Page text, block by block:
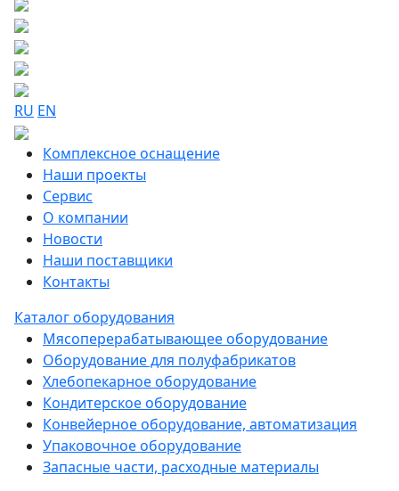
RU EN
Комплексное оснащение
Наши проекты
Сервис
О компании
Новости
Наши поставщики
Контакты
Каталог оборудования
Мясоперерабатывающее оборудование
Оборудование для полуфабрикатов
Хлебопекарное оборудование
Кондитерское оборудование
Конвейерное оборудование, автоматизация
Упаковочное оборудование
Запасные части, расходные материалы